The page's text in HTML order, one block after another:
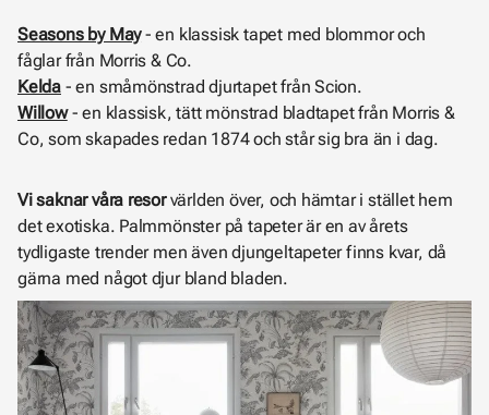
Seasons by May- en klassisk tapet med blommor och
fåglar från Morris & Co.
Kelda- en småmönstrad djurtapet från Scion.
Willow- en klassisk, tätt mönstrad bladtapet från Morris &
Co, som skapades redan 1874 och står sig bra än i dag.
Vi saknar våra resorvärlden över, och hämtar i stället hem
det exotiska. Palmmönster på tapeter är en av årets
tydligaste trender men även djungeltapeter finns kvar, då
gärna med något djur bland bladen.